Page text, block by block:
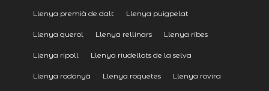
Llenya premià de dalt Llenya puigpelat
Llenya querol Llenya rellinars Llenya ribes
Llenya ripoll Llenya riudellots de la selva
Llenya rodonyà Llenya roquetes Llenya rovira